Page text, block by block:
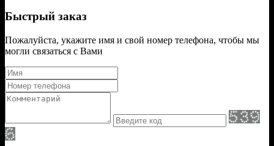
Быстрый заказ
Пожалуйста, укажите имя и свой номер телефона, чтобы мы
могли связаться с Вами